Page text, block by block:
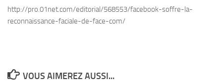
http://pro.01net.com/editorial/568553/facebook-soffre-la-
reconnaissance-faciale-de-face-com/
VOUS AIMEREZ AUSSI...